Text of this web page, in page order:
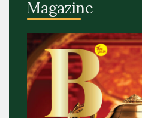
Magazine